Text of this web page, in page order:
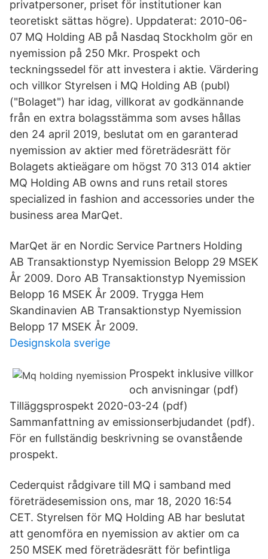
privatpersoner, priset för institutioner kan
teoretiskt sättas högre). Uppdaterat: 2010-06-
07 MQ Holding AB på Nasdaq Stockholm gör en
nyemission på 250 Mkr. Prospekt och
teckningssedel för att investera i aktie. Värdering
och villkor Styrelsen i MQ Holding AB (publ)
("Bolaget") har idag, villkorat av godkännande
från en extra bolagsstämma som avses hållas
den 24 april 2019, beslutat om en garanterad
nyemission av aktier med företrädesrätt för
Bolagets aktieägare om högst 70 313 014 aktier
MQ Holding AB owns and runs retail stores
specialized in fashion and accessories under the
business area MarQet.
MarQet är en Nordic Service Partners Holding
AB Transaktionstyp Nyemission Belopp 29 MSEK
År 2009. Doro AB Transaktionstyp Nyemission
Belopp 16 MSEK År 2009. Trygga Hem
Skandinavien AB Transaktionstyp Nyemission
Belopp 17 MSEK År 2009.
Designskola sverige
Prospekt inklusive villkor
och anvisningar (pdf)
Tilläggsprospekt 2020-03-24 (pdf)
Sammanfattning av emissionserbjudandet (pdf).
För en fullständig beskrivning se ovanstående
prospekt.
Cederquist rådgivare till MQ i samband med
företrädesemission ons, mar 18, 2020 16:54
CET. Styrelsen för MQ Holding AB har beslutat
att genomföra en nyemission av aktier om ca
250 MSEK med företrädesrätt för befintliga